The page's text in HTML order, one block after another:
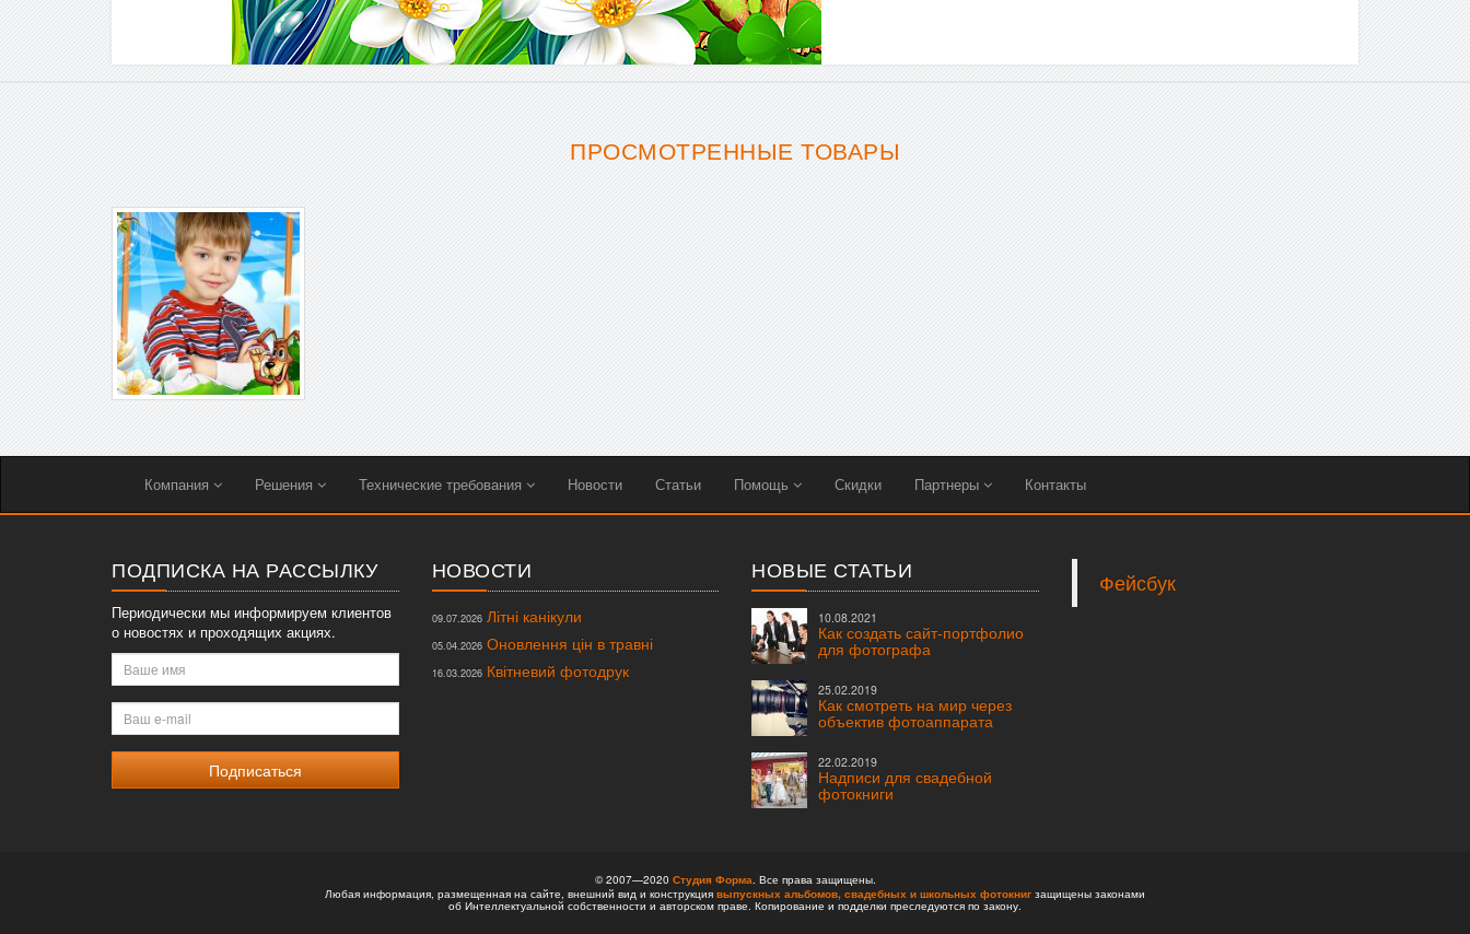
ПРОСМОТРЕННЫЕ ТОВАРЫ
Компания Решения Технические требования Новости Статьи Помощь Скидки Партнеры Контакты
ПОДПИСКА НА РАССЫЛКУ
Периодически мы информируем клиентов
о новостях и проходящих акциях.
Ваше
имя
Ваш
e-
mail
НОВОСТИ
09.07.2026Літні канікули
05.04.2026Оновлення цін в травні
16.03.2026Квітневий фотодрук
НОВЫЕ СТАТЬИ
10.08.2021
Как создать сайт-портфолио
для фотографа
25.02.2019
Как смотреть на мир через
объектив фотоаппарата
22.02.2019
Надписи для свадебной
фотокниги
Фейсбук
© 2007—2020 Студия Форма . Все права защищены.
Любая информация, размещенная на сайте, внешний вид и конструкция выпускных альбомов, свадебных и школьных фотокниг защищены законами
об Интеллектуальной собственности и авторском праве. Копирование и подделки преследуются по закону.